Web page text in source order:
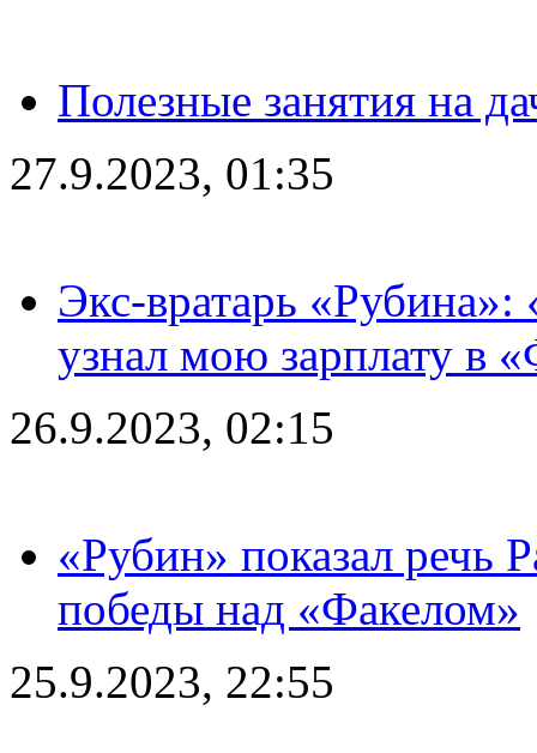
Полезные занятия на
27.9.2023, 01:35
Экс-вратарь «Рубина»:
узнал мою зарплату в
26.9.2023, 02:15
«Рубин» показал речь
победы над «Факелом»
25.9.2023, 22:55